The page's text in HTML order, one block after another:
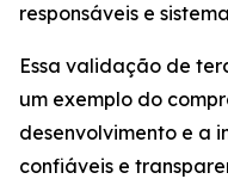
responsáveis e
Essa validação de
um exemplo do
desenvolvimento e a
confiáveis e